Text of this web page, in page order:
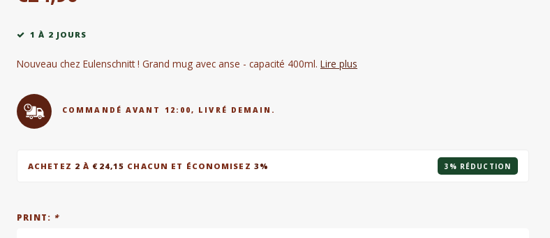
1 À 2 JOURS
Nouveau chez Eulenschnitt ! Grand mug avec anse - capacité 400ml. Lire plus
COMMANDÉ AVANT 12:00, LIVRÉ DEMAIN.
ACHETEZ 2 À €24,15 CHACUN ET ÉCONOMISEZ 3% 3% RÉDUCTION
PRINT: *